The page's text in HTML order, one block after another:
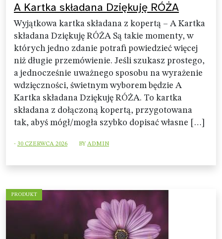
A Kartka składana Dziękuję RÓŻA
Wyjątkowa kartka składana z kopertą – A Kartka
składana Dziękuję RÓŻA Są takie momenty, w
których jedno zdanie potrafi powiedzieć więcej
niż długie przemówienie. Jeśli szukasz prostego,
a jednocześnie uważnego sposobu na wyrażenie
wdzięczności, świetnym wyborem będzie A
Kartka składana Dziękuję RÓŻA. To kartka
składana z dołączoną kopertą, przygotowana
tak, abyś mógł/mogła szybko dopisać własne […]
- 30 CZERWCA 2026 BYADMIN
PRODUKT